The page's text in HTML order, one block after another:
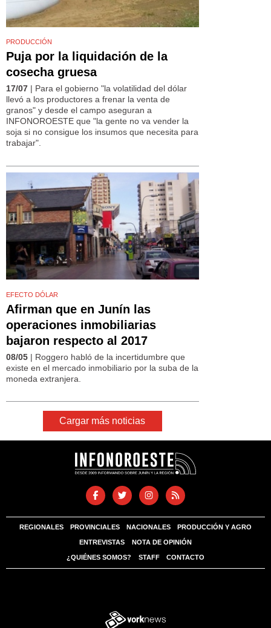
PRODUCCIÓN
Puja por la liquidación de la
cosecha gruesa
17/07 | Para el gobierno "la volatilidad del dólar
llevó a los productores a frenar la venta de
granos" y desde el campo aseguran a
INFONOROESTE que "la gente no va vender la
soja si no consigue los insumos que necesita para
trabajar".
EFECTO DÓLAR
Afirman que en Junín las
operaciones inmobiliarias
bajaron respecto al 2017
08/05 | Roggero habló de la incertidumbre que
existe en el mercado inmobiliario por la suba de la
moneda extranjera.
Cargar más noticias
REGIONALES PROVINCIALES NACIONALES PRODUCCIÓN Y AGRO
ENTREVISTAS NOTA DE OPINIÓN
¿QUIÉNES SOMOS? STAFF CONTACTO